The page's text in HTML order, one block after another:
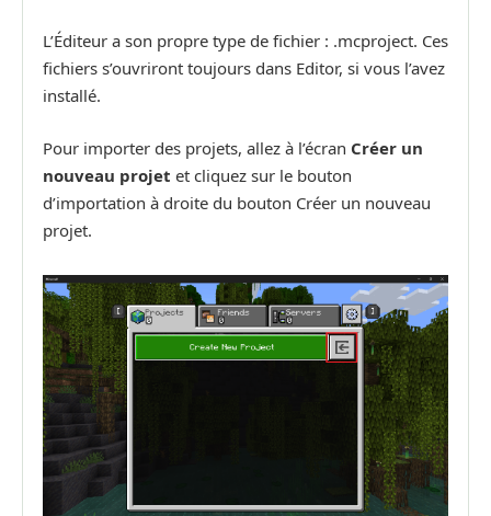
L’Éditeur a son propre type de fichier : .mcproject. Ces
fichiers s’ouvriront toujours dans Editor, si vous l’avez
installé.
Pour importer des projets, allez à l’écran Créer un
nouveau projet et cliquez sur le bouton
d’importation à droite du bouton Créer un nouveau
projet.